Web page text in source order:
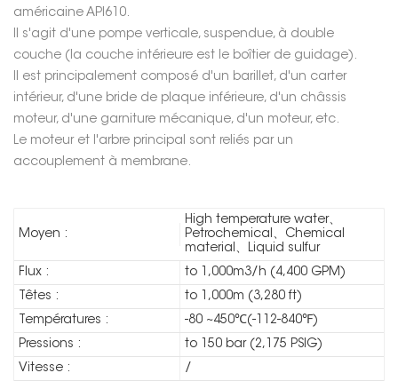
américaine API610.
Il s'agit d'une pompe verticale, suspendue, à double
couche (la couche intérieure est le boîtier de guidage).
Il est principalement composé d'un barillet, d'un carter
intérieur, d'une bride de plaque inférieure, d'un châssis
moteur, d'une garniture mécanique, d'un moteur, etc.
Le moteur et l'arbre principal sont reliés par un
accouplement à membrane.
Moyen :
High temperature water、
Petrochemical、Chemical
material、Liquid sulfur
Flux :
to 1,000m3/h (4,400 GPM)
Têtes :
to 1,000m (3,280 ft)
Températures :
-80 ~450℃(-112-840℉)
Pressions :
to 150 bar (2,175 PSIG)
Vitesse :
/